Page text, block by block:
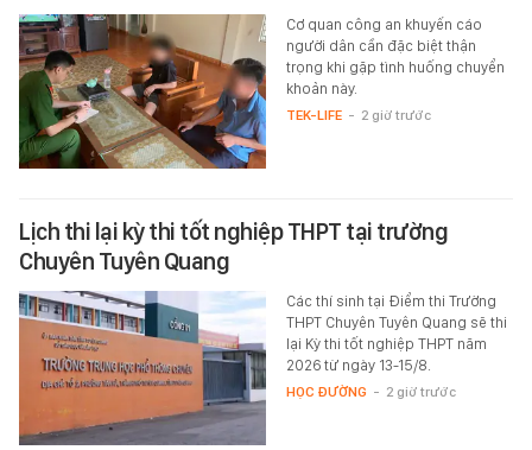
Cơ quan công an khuyến cáo
người dân cần đặc biệt thận
trọng khi gặp tình huống chuyển
khoản này.
TEK-LIFE - 2 giờ trước
Lịch thi lại kỳ thi tốt nghiệp THPT tại trường
Chuyên Tuyên Quang
Các thí sinh tại Điểm thi Trường
THPT Chuyên Tuyên Quang sẽ thi
lại Kỳ thi tốt nghiệp THPT năm
2026 từ ngày 13-15/8.
HỌC ĐƯỜNG - 2 giờ trước